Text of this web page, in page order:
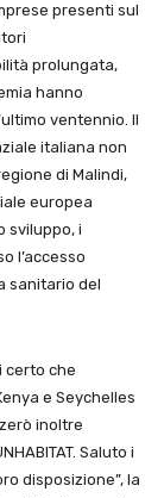
presenti sul
prolungata,
hanno
ventennio. Il
italiana non
di Malindi,
europea
sviluppo, i
l’accesso
sanitario del
certo che
e Seychelles
inoltre
Saluto i
disposizione”, la